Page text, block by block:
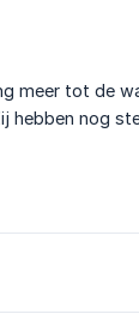
meer tot de
hebben nog